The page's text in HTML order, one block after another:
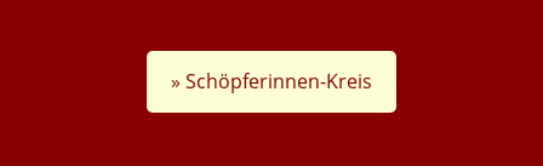
» Schöpferinnen-Kreis